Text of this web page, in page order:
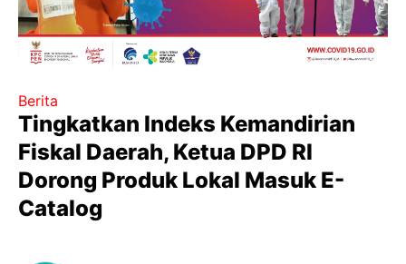
Berita
Tingkatkan Indeks Kemandirian
Fiskal Daerah, Ketua DPD RI
Dorong Produk Lokal Masuk E-
Catalog